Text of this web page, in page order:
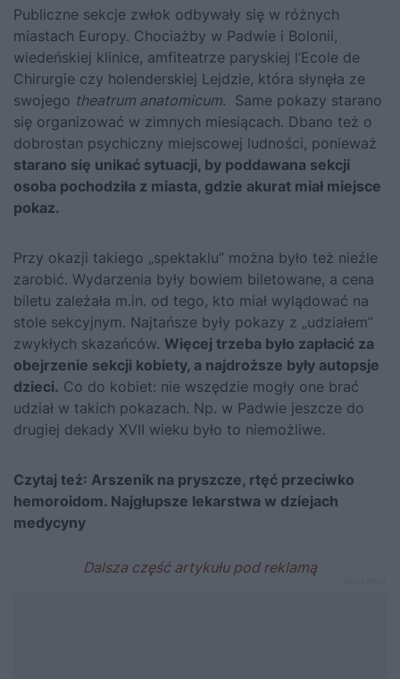
Publiczne sekcje zwłok odbywały się w różnych
miastach Europy. Chociażby w Padwie i Bolonii,
wiedeńskiej klinice, amfiteatrze paryskiej l’Ecole de
Chirurgie czy holenderskiej Lejdzie, która słynęła ze
swojego theatrum anatomicum. Same pokazy starano
się organizować w zimnych miesiącach. Dbano też o
dobrostan psychiczny miejscowej ludności, ponieważ
starano się unikać sytuacji, by poddawana sekcji
osoba pochodziła z miasta, gdzie akurat miał miejsce
pokaz.
Przy okazji takiego „spektaklu” można było też nieźle
zarobić. Wydarzenia były bowiem biletowane, a cena
biletu zależała m.in. od tego, kto miał wylądować na
stole sekcyjnym. Najtańsze były pokazy z „udziałem”
zwykłych skazańców. Więcej trzeba było zapłacić za
obejrzenie sekcji kobiety, a najdroższe były autopsje
dzieci. Co do kobiet: nie wszędzie mogły one brać
udział w takich pokazach. Np. w Padwie jeszcze do
drugiej dekady XVII wieku było to niemożliwe.
Czytaj też: Arszenik na pryszcze, rtęć przeciwko
hemoroidom. Najgłupsze lekarstwa w dziejach
medycyny